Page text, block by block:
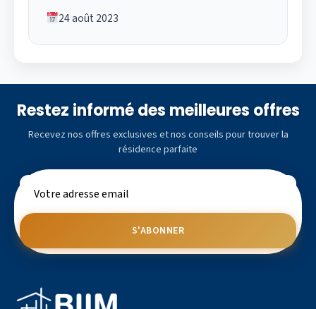
24 août 2023
Restez informé des meilleures offres
Recevez nos offres exclusives et nos conseils pour trouver la
résidence parfaite
S'ABONNER